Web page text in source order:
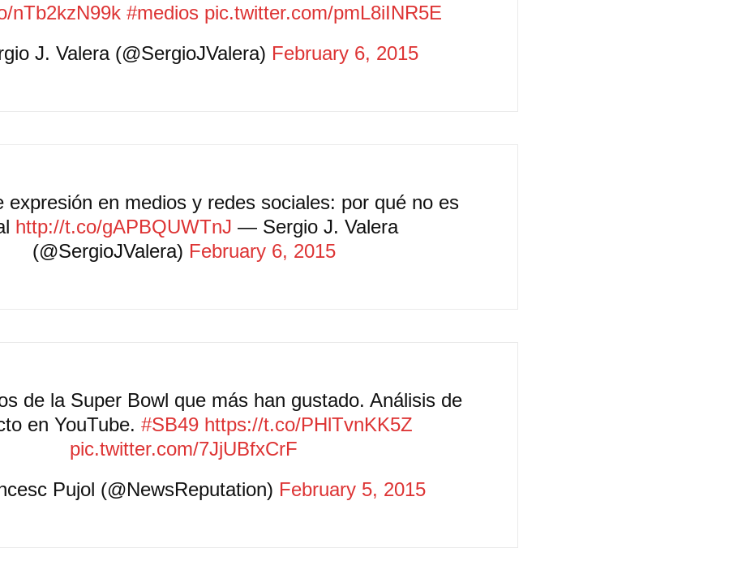
nTb2kzN99k #medios pic.twitter.com/pmL8iINR5E
J. Valera (@SergioJValera) February 6, 2015
expresión en medios y redes sociales: por qué no es
http://t.co/gAPBQUWTnJ — Sergio J. Valera
(@SergioJValera) February 6, 2015
de la Super Bowl que más han gustado. Análisis de
en YouTube.#SB49 https://t.co/PHlTvnKK5Z
pic.twitter.com/7JjUBfxCrF
Pujol (@NewsReputation) February 5, 2015